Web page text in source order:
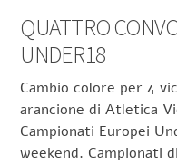
QUATTRO
UNDER18
Cambio colore per 4
arancione di Atletica
Campionati Europei
weekend. Campionati